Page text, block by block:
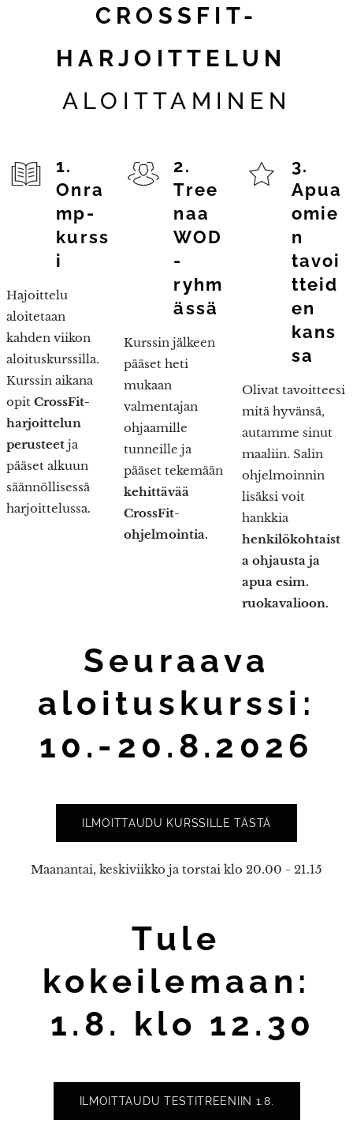
CROSSFIT-
HARJOITTELUN
ALOITTAMINEN
1.
Onra
mp-
kurss
i
Hajoittelu
aloitetaan
kahden viikon
aloituskurssilla.
Kurssin aikana
opitCrossFit-
harjoittelun
perusteet ja
pääset alkuun
säännöllisessä
harjoittelussa.
2.
Tree
naa
WOD
-
ryhm
ässä
Kurssin jälkeen
pääset heti
mukaan
valmentajan
ohjaamille
tunneille ja
pääset tekemään
kehittävää
CrossFit-
ohjelmointia.
3.
Apua
omie
n
tavoi
tteid
en
kans
sa
Olivat tavoitteesi
mitä hyvänsä,
autamme sinut
maaliin. Salin
ohjelmoinnin
lisäksi voit
hankkia
henkilökohtaist
a ohjausta ja
apua esim.
ruokavalioon.
Seuraava
aloituskurssi:
10 .-20.8.2026
ILMOITTAUDU KURSSILLE TÄSTÄ
Maanantai, keskiviikko ja torstai klo 20.00 - 21.15
Tule
kokeilemaan:
1.8. klo 12.30
ILMOITTAUDU TESTITREENIIN 1.8.